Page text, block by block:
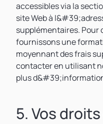
accessibles via la
site Web à
supplémentaires. Pour
fournissons une
moyennant des frais
contacter en utilisant
plus
5. Vos